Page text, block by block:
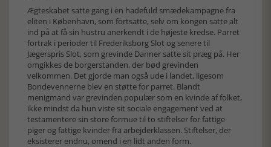
Ægteskabet satte gang i en hadefuld smædekampagne fra
eliten i København, som fortsatte, selv om kongen satte alt
ind på at få sin hustru anerkendt i de højeste kredse. Parret
fortrak i perioder til Frederiksborg Slot og senere til
Jægerspris Slot, som grevinde Danner satte sit præg på. Her
omgikkes de borgerstanden, der bød grevinden
velkommen. Det gjorde man også ude i landet, ligesom
Bondevennerne blev en støtte for parret. Blandt
menigmand var grevinden populær som en kvinde af folket,
ikke mindst da hun viste sit sociale engagement ved at
testamentere sin store formue til to stiftelser for fattige
piger og fattige kvinder fra arbejderklassen. Stiftelser, der
eksisterer endnu, omend i en lidt anden form.